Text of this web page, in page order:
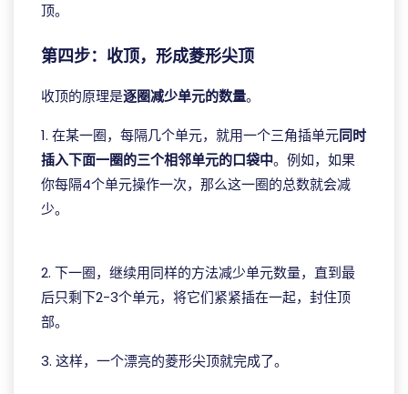
顶。
第四步：收顶，形成菱形尖顶
收顶的原理是逐圈减少单元的数量。
1. 在某一圈，每隔几个单元，就用一个三角插单元同时
插入下面一圈的三个相邻单元的口袋中。例如，如果
你每隔4个单元操作一次，那么这一圈的总数就会减
少。
2. 下一圈，继续用同样的方法减少单元数量，直到最
后只剩下2-3个单元，将它们紧紧插在一起，封住顶
部。
3. 这样，一个漂亮的菱形尖顶就完成了。